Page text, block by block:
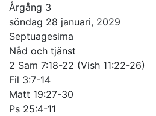
Årgång 3
söndag 28 januari, 2029
Septuagesima
Nåd och tjänst
2 Sam 7:18-22 (Vish 11:22-26)
Fil 3:7-14
Matt 19:27-30
Ps 25:4-11